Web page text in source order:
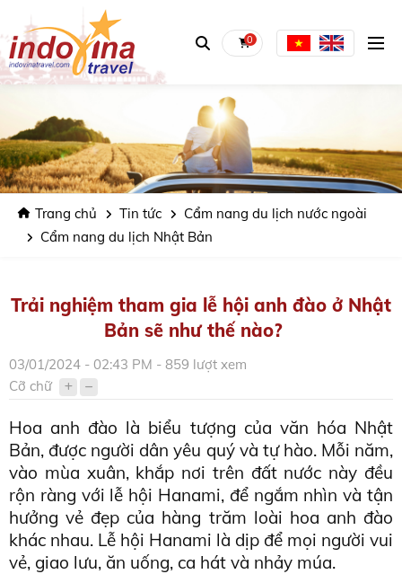
0
Trang chủ Tin tức
Cẩm nang du lịch nước ngoài
Cẩm nang du lịch Nhật Bản
Trải nghiệm tham gia lễ hội anh đào ở Nhật
Bản sẽ như thế nào?
03/01/2024 - 02:43 PM - 859 lượt xem
Cỡ chữ
Hoa anh đào là biểu tượng của văn hóa Nhật
Bản, được người dân yêu quý và tự hào. Mỗi năm,
vào mùa xuân, khắp nơi trên đất nước này đều
rộn ràng với lễ hội Hanami, để ngắm nhìn và tận
hưởng vẻ đẹp của hàng trăm loài hoa anh đào
khác nhau. Lễ hội Hanami là dịp để mọi người vui
vẻ, giao lưu, ăn uống, ca hát và nhảy múa.